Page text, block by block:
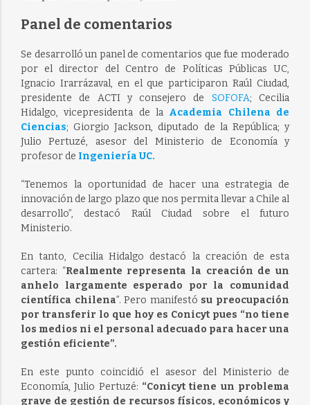
Panel de comentarios
Se desarrolló un panel de comentarios que fue moderado
por el director del Centro de Políticas Públicas UC,
Ignacio Irarrázaval, en el que participaron Raúl Ciudad,
presidente de ACTI y consejero de SOFOFA; Cecilia
Hidalgo, vicepresidenta de la Academia Chilena de
Ciencias; Giorgio Jackson, diputado de la República; y
Julio Pertuzé, asesor del Ministerio de Economía y
profesor de Ingeniería UC.
“Tenemos la oportunidad de hacer una estrategia de
innovación de largo plazo que nos permita llevar a Chile al
desarrollo”, destacó Raúl Ciudad sobre el futuro
Ministerio.
En tanto, Cecilia Hidalgo destacó la creación de esta
cartera: “Realmente representa la creación de un
anhelo largamente esperado por la comunidad
científica chilena”. Pero manifestó su preocupación
por transferir lo que hoy es Conicyt pues “no tiene
los medios ni el personal adecuado para hacer una
gestión eficiente”.
En este punto coincidió el asesor del Ministerio de
Economía, Julio Pertuzé: “Conicyt tiene un problema
grave de gestión de recursos físicos, económicos y